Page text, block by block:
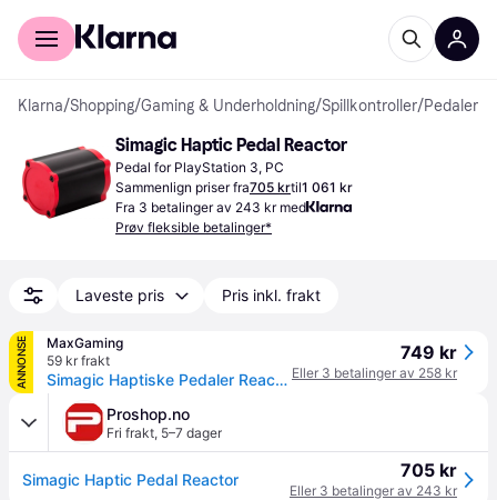
For kunder
Klarna/Shopping/Gaming & Underholdning/Spillkontroller/Pedaler
Simagic Haptic Pedal Reactor
Pedal for PlayStation 3, PC
Sammenlign priser fra705 krtil1 061 kr
Fra 3 betalinger av 243 kr med
Prøv fleksible betalinger*
Laveste pris Pris inkl. frakt
ANNONSE
MaxGaming
59 kr frakt
Simagic Haptiske Pedaler Reactor
749 kr
Eller 3 betalinger av 258 kr
Proshop.no
Fri frakt, 5–7 dager
Simagic Haptic Pedal Reactor 705 kr
Eller 3 betalinger av 243 kr